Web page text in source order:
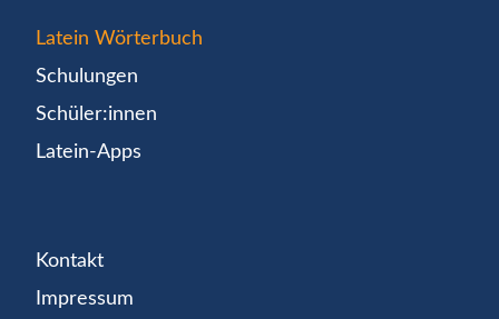
Latein Wörterbuch
Schulungen
Schüler:innen
Latein-Apps
Kontakt
Impressum